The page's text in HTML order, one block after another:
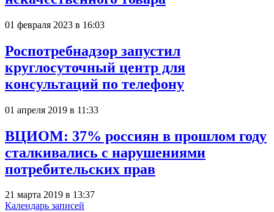
01 февраля 2023 в 16:03
Роспотребнадзор запустил
круглосуточный центр для
консультаций по телефону
01 апреля 2019 в 11:33
ВЦИОМ: 37% россиян в прошлом году
сталкивались с нарушениями
потребительских прав
21 марта 2019 в 13:37
Календарь записей